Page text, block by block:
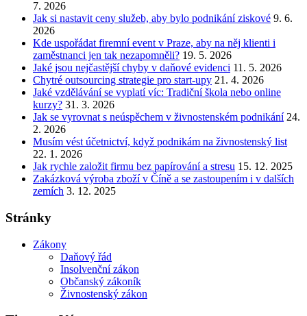
7. 2026
Jak si nastavit ceny služeb, aby bylo podnikání ziskové 9. 6.
2026
Kde uspořádat firemní event v Praze, aby na něj klienti i
zaměstnanci jen tak nezapomněli? 19. 5. 2026
Jaké jsou nejčastější chyby v daňové evidenci 11. 5. 2026
Chytré outsourcing strategie pro start-upy 21. 4. 2026
Jaké vzdělávání se vyplatí víc: Tradiční škola nebo online
kurzy? 31. 3. 2026
Jak se vyrovnat s neúspěchem v živnostenském podnikání 24.
2. 2026
Musím vést účetnictví, když podnikám na živnostenský list
22. 1. 2026
Jak rychle založit firmu bez papírování a stresu 15. 12. 2025
Zakázková výroba zboží v Číně a se zastoupením i v dalších
zemích 3. 12. 2025
Stránky
Zákony
Daňový řád
Insolvenční zákon
Občanský zákoník
Živnostenský zákon